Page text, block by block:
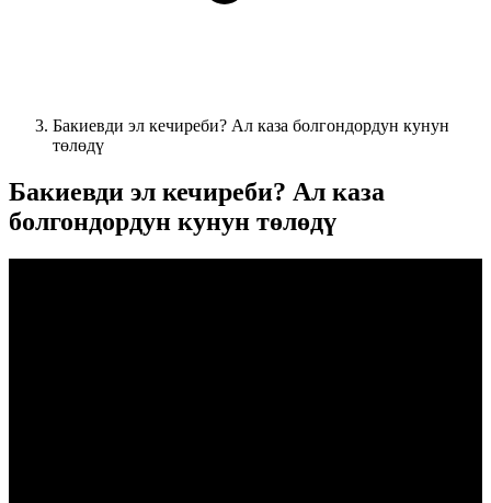
Бакиевди эл кечиреби? Ал каза болгондордун кунун
төлөдү
Бакиевди эл кечиреби? Ал каза
болгондордун кунун төлөдү